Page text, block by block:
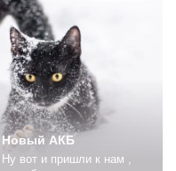
Ниссан Икстрейл, Хендай
Туксан, Сузуки Эскудо,
Мутсубиши Оутлендер,
Шевроле Каптива и Киа
Спортаж. Бюджет до 550
000. В ходе осмотра
рынка...
Новый АКБ
Ну вот и пришли к нам ,